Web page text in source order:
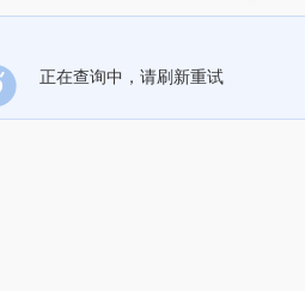
正在查询中，请刷新重试